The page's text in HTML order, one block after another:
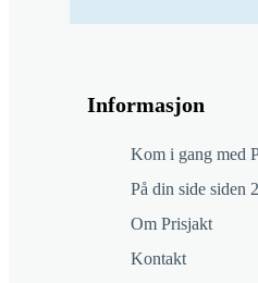
Informasjon
Kom i gang med
På din side siden
Om Prisjakt
Kontakt